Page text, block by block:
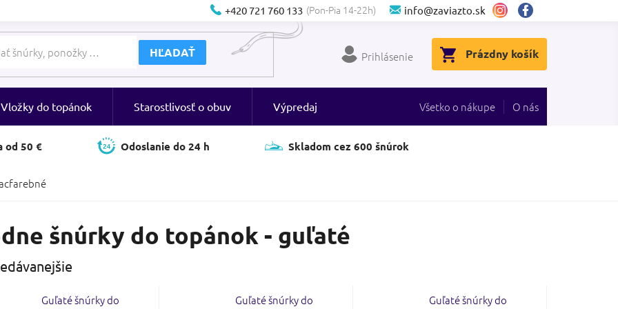
+420 721 760 133 (Pon-Pia 14-22h) info@zaviazto.sk
HĽADAŤ Prihlásenie
NÁKUPNÝ
KOŠÍK
Prázdny košík
Vložky do topánok Starostlivosť o obuv Výpredaj Všetko o nákupe O nás
od 50 € Odoslanie do 24 h Skladom cez 600 šnúrok
šnúrky do topánok - guľaté
Guľaté šnúrky do
Guľaté šnúrky do
Guľaté šnúrky do